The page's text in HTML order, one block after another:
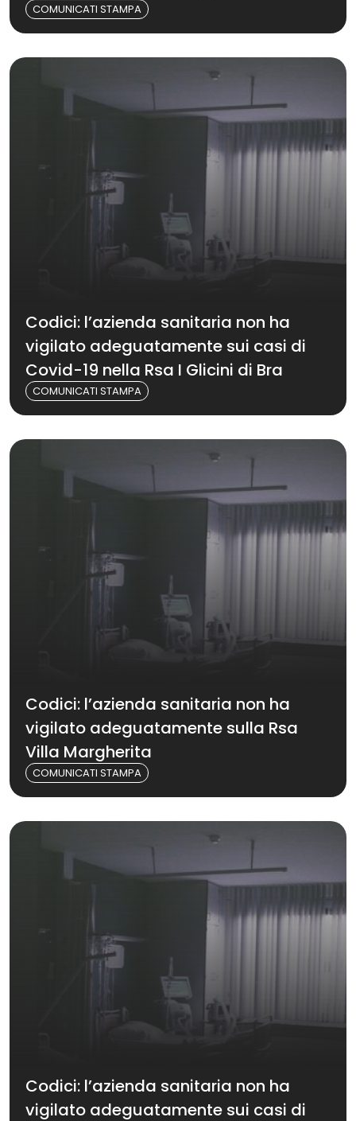
COMUNICATI STAMPA
Codici: l’azienda sanitaria non ha
vigilato adeguatamente sui casi di
Covid-19 nella Rsa I Glicini di Bra
COMUNICATI STAMPA
Codici: l’azienda sanitaria non ha
vigilato adeguatamente sulla Rsa
Villa Margherita
COMUNICATI STAMPA
Codici: l’azienda sanitaria non ha
vigilato adeguatamente sui casi di